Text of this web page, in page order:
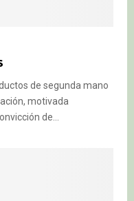
de segunda mano
motivada
de...